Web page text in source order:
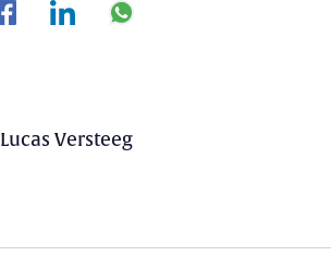
Lucas Versteeg